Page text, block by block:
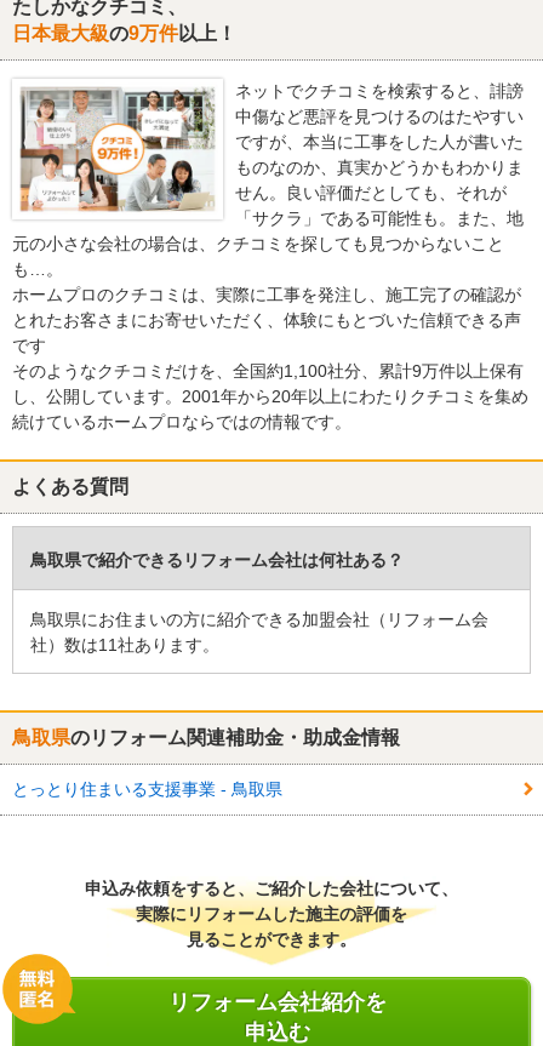
たしかなクチコミ、
日本最大級の9万件以上！
ネットでクチコミを検索すると、誹謗
中傷など悪評を見つけるのはたやすい
ですが、本当に工事をした人が書いた
ものなのか、真実かどうかもわかりま
せん。良い評価だとしても、それが
「サクラ」である可能性も。また、地
元の小さな会社の場合は、クチコミを探しても見つからないこと
も…。
ホームプロのクチコミは、実際に工事を発注し、施工完了の確認が
とれたお客さまにお寄せいただく、体験にもとづいた信頼できる声
です
そのようなクチコミだけを、全国約1,100社分、累計9万件以上保有
し、公開しています。2001年から20年以上にわたりクチコミを集め
続けているホームプロならではの情報です。
よくある質問
鳥取県で紹介できるリフォーム会社は何社ある？
鳥取県にお住まいの方に紹介できる加盟会社（リフォーム会
社）数は11社あります。
鳥取県のリフォーム関連補助金・助成金情報
とっとり住まいる支援事業 - 鳥取県
申込み依頼をすると、ご紹介した会社について、
実際にリフォームした施主の評価を
見ることができます。
リフォーム会社紹介を
申込む